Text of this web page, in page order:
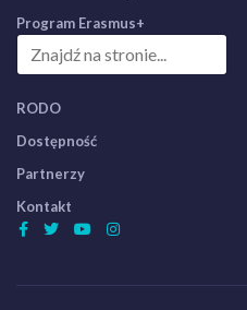
Program Erasmus+
RODO
Dostępność
Partnerzy
Kontakt